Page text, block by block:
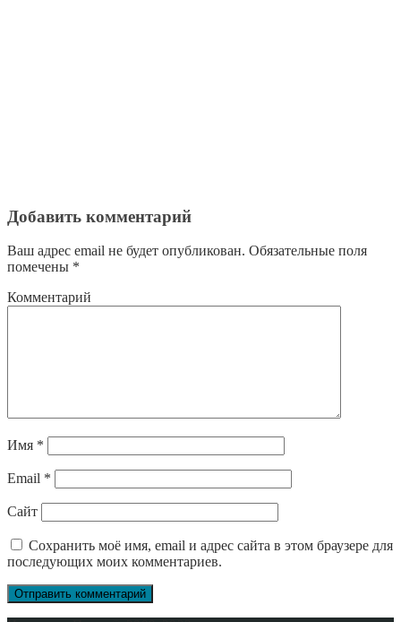
Добавить комментарий
Ваш адрес email не будет опубликован. Обязательные поля
помечены *
Комментарий
Имя *
Email *
Сайт
Сохранить моё имя, email и адрес сайта в этом браузере для
последующих моих комментариев.